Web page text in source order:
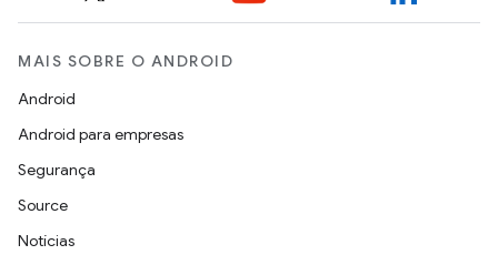
MAIS SOBRE O ANDROID
Android
Android para empresas
Segurança
Source
Notícias